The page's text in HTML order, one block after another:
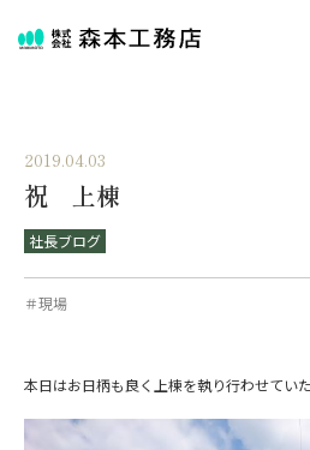
2019.04.03
祝 上棟
社長ブログ
＃現場
本日はお日柄も良く上棟を執り行わせてい